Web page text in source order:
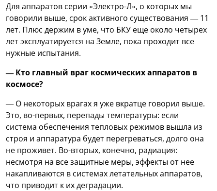
Для аппаратов серии «Электро-Л», о которых мы
говорили выше, срок активного существования — 11
лет. Плюс держим в уме, что БКУ еще около четырех
лет эксплуатируется на Земле, пока проходит все
нужные испытания.
— Кто главный враг космических аппаратов в
космосе?
— О некоторых врагах я уже вкратце говорил выше.
Это, во-первых, перепады температуры: если
система обеспечения тепловых режимов вышла из
строя и аппаратура будет перегреваться, долго она
не проживет. Во-вторых, конечно, радиация:
несмотря на все защитные меры, эффекты от нее
накапливаются в системах летательных аппаратов,
что приводит к их деградации.